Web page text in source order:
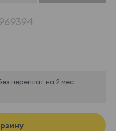
969394
переплат на 2 мес.